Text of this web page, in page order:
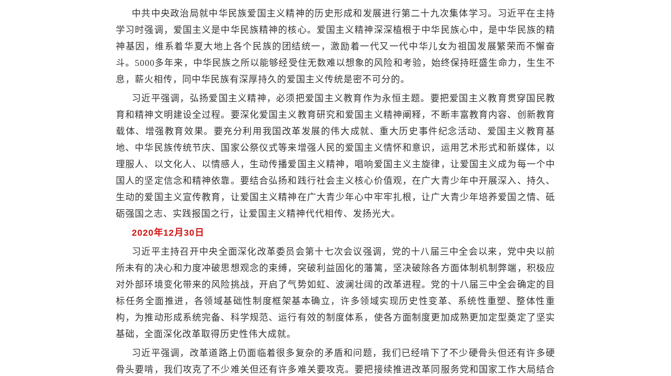
中共中央政治局就中华民族爱国主义精神的历史形成和发展进行第二十九次集体学习。习近平在主持
学习时强调，爱国主义是中华民族精神的核心。爱国主义精神深深植根于中华民族心中，是中华民族的精
神基因，维系着华夏大地上各个民族的团结统一，激励着一代又一代中华儿女为祖国发展繁荣而不懈奋
斗。5000多年来，中华民族之所以能够经受住无数难以想象的风险和考验，始终保持旺盛生命力，生生不
息，薪火相传，同中华民族有深厚持久的爱国主义传统是密不可分的。
习近平强调，弘扬爱国主义精神，必须把爱国主义教育作为永恒主题。要把爱国主义教育贯穿国民教
育和精神文明建设全过程。要深化爱国主义教育研究和爱国主义精神阐释，不断丰富教育内容、创新教育
载体、增强教育效果。要充分利用我国改革发展的伟大成就、重大历史事件纪念活动、爱国主义教育基
地、中华民族传统节庆、国家公祭仪式等来增强人民的爱国主义情怀和意识，运用艺术形式和新媒体，以
理服人、以文化人、以情感人，生动传播爱国主义精神，唱响爱国主义主旋律，让爱国主义成为每一个中
国人的坚定信念和精神依靠。要结合弘扬和践行社会主义核心价值观，在广大青少年中开展深入、持久、
生动的爱国主义宣传教育，让爱国主义精神在广大青少年心中牢牢扎根，让广大青少年培养爱国之情、砥
砺强国之志、实践报国之行，让爱国主义精神代代相传、发扬光大。
2020年12月30日
习近平主持召开中央全面深化改革委员会第十七次会议强调，党的十八届三中全会以来，党中央以前
所未有的决心和力度冲破思想观念的束缚，突破利益固化的藩篱，坚决破除各方面体制机制弊端，积极应
对外部环境变化带来的风险挑战，开启了气势如虹、波澜壮阔的改革进程。党的十八届三中全会确定的目
标任务全面推进，各领域基础性制度框架基本确立，许多领域实现历史性变革、系统性重塑、整体性重
构，为推动形成系统完备、科学规范、运行有效的制度体系，使各方面制度更加成熟更加定型奠定了坚实
基础，全面深化改革取得历史性伟大成就。
习近平强调，改革道路上仍面临着很多复杂的矛盾和问题，我们已经啃下了不少硬骨头但还有许多硬
骨头要啃，我们攻克了不少难关但还有许多难关要攻克。要把接续推进改革同服务党和国家工作大局结合